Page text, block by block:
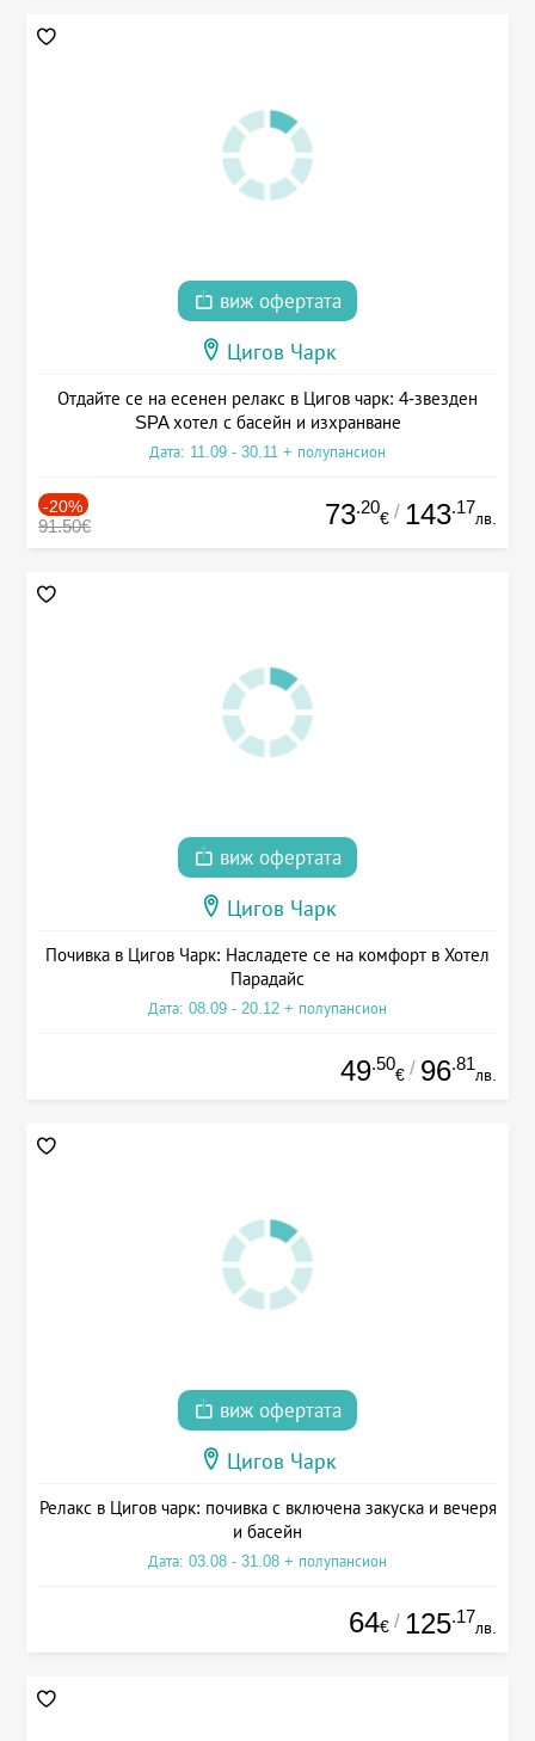
виж офертата
Цигов Чарк
Отдайте се на есенен релакс в Цигов чарк: 4-звезден
SPA хотел с басейн и изхранване
Дата: 11.09 - 30.11 + полупансион
-20%
91.50€ 73.20
€ / 143.17
лв.
виж офертата
Цигов Чарк
Почивка в Цигов Чарк: Насладете се на комфорт в Хотел
Парадайс
Дата: 08.09 - 20.12 + полупансион
49.50
€ / 96.81
лв.
виж офертата
Цигов Чарк
Релакс в Цигов чарк: почивка с включена закуска и вечеря
и басейн
Дата: 03.08 - 31.08 + полупансион
64€ / 125.17
лв.